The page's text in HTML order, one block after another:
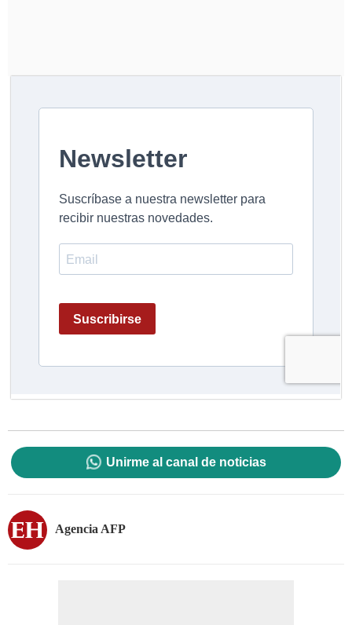
Unirme al canal de noticias
Agencia AFP